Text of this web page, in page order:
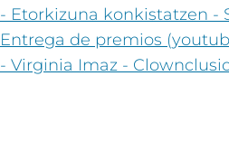
- Etorkizuna konkistatzen -
Entrega de premios
- Virginia Imaz -